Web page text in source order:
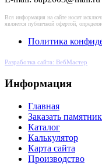
Вся информация на сайте носит
является публичной офертой,
Политика
Разработка сайта: ВебМастер
Информация
Главная
Заказать памятник
Каталог
Калькулятор
Карта сайта
Производство